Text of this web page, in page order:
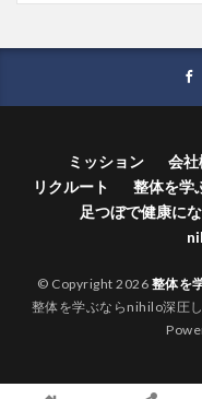
ミッション 会
リクルート
整体を学
足つぼで健康に
© Copyright 2026 整体を
整体を学ぶならnihilo深圧